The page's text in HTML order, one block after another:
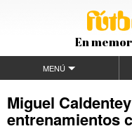
En
MENÚ
Miguel
entrenamientos